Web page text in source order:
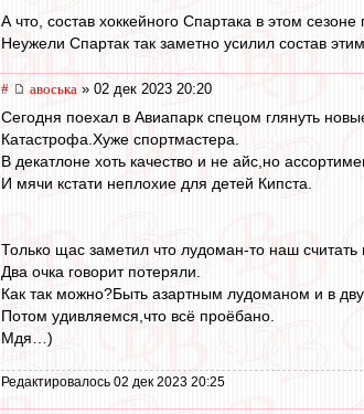
А что, состав хоккейного Спартака в этом
Неужели Спартак так заметно усилил состав
# авоська » 02 дек 2023 20:20
Сегодня поехал в Авиапарк спецом глянуть
Катастрофа.Хуже спортмастера.
В декатлоне хоть качество и не айс,но
И мячи кстати неплохие для детей Кипста.
Только щас заметил что лудоман-то наш считать
Два очка говорит потеряли.
Как так можно?Быть азартным лудоманом и в
Потом удивляемся,что всё проёбано.
Мдя…)
Редактировалось 02 дек 2023 20:25